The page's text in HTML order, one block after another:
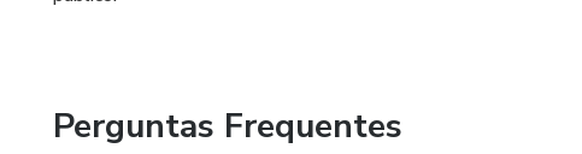
Perguntas Frequentes